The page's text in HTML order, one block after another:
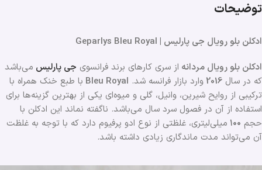
توضیحات
ادکلن بلو رویال جی پارلیس | Geparlys Bleu Royal
ادکلن بلو رویال مردانه از سری کارهای برند فرانسوی جی پارلیس می‌باشد
که در سال 2016 وارد بازار فرانسه شد. Bleu Royal با طبع خنک همراه با
ترکیبی از روایح شیرین، وانیل، گلی و میوه‌ای یکی از بهترین گزینه‌ها برای
استفاده از آن در فصول سرد سال می‌باشد. ناگفته نماند این ادکلن با
حجم ۱۰۰ میلی‌لیتری، غلظتی از نوع ادو پرفیوم دارد که با توجه به غلظت
آن می‌تواند مدت ماندگاری زیادی داشته باشد.